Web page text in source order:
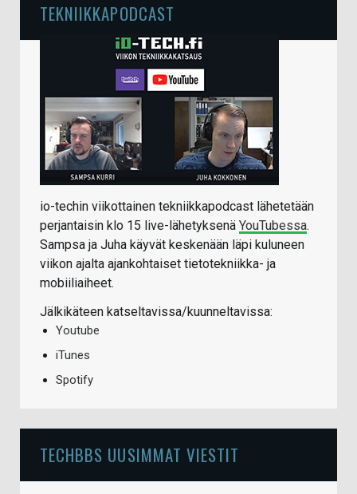
TEKNIIKKAPODCAST
io-techin viikottainen tekniikkapodcast lähetetään
perjantaisin klo 15 live-lähetyksenä YouTubessa.
Sampsa ja Juha käyvät keskenään läpi kuluneen
viikon ajalta ajankohtaiset tietotekniikka- ja
mobiiliaiheet.
Jälkikäteen katseltavissa/kuunneltavissa:
Youtube
iTunes
Spotify
TECHBBS UUSIMMAT VIESTIT